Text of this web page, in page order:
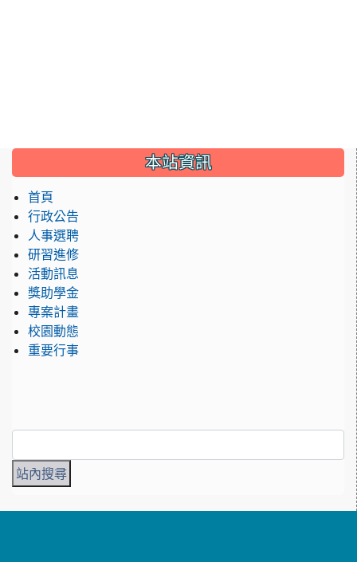
::: 本站資訊
首頁
行政公告
人事選聘
研習進修
活動訊息
獎助學金
專案計畫
校園動態
重要行事